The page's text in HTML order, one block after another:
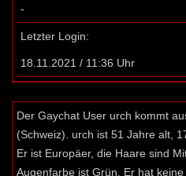
-
Letzter Login:
18.11.2021 / 11:36 Uhr
Der Gaychat User urch kommt
(Schweiz). urch ist 51 Jahre alt,
Er ist Europäer, die Haare sind
Augenfarbe ist Grün. Er hat